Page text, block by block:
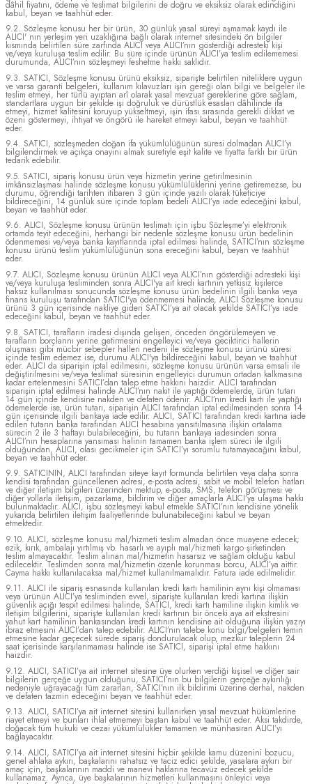
dâhil fiyatını, ödeme ve teslimat bilgilerini de doğru ve eksiksiz olarak edindiğini
kabul, beyan ve taahhüt eder.
9.2. Sözleşme konusu her bir ürün, 30 günlük yasal süreyi aşmamak kaydı ile
ALICI' nın yerleşim yeri uzaklığına bağlı olarak internet sitesindeki ön bilgiler
kısmında belirtilen süre zarfında ALICI veya ALICI’nın gösterdiği adresteki kişi
ve/veya kuruluşa teslim edilir. Bu süre içinde ürünün ALICI’ya teslim edilememesi
durumunda, ALICI’nın sözleşmeyi feshetme hakkı saklıdır.
9.3. SATICI, Sözleşme konusu ürünü eksiksiz, siparişte belirtilen niteliklere uygun
ve varsa garanti belgeleri, kullanım kılavuzları işin gereği olan bilgi ve belgeler ile
teslim etmeyi, her türlü ayıptan arî olarak yasal mevzuat gereklerine göre sağlam,
standartlara uygun bir şekilde işi doğruluk ve dürüstlük esasları dâhilinde ifa
etmeyi, hizmet kalitesini koruyup yükseltmeyi, işin ifası sırasında gerekli dikkat ve
özeni göstermeyi, ihtiyat ve öngörü ile hareket etmeyi kabul, beyan ve taahhüt
eder.
9.4. SATICI, sözleşmeden doğan ifa yükümlülüğünün süresi dolmadan ALICI’yı
bilgilendirmek ve açıkça onayını almak suretiyle eşit kalite ve fiyatta farklı bir ürün
tedarik edebilir.
9.5. SATICI, sipariş konusu ürün veya hizmetin yerine getirilmesinin
imkânsızlaşması halinde sözleşme konusu yükümlülüklerini yerine getiremezse, bu
durumu, öğrendiği tarihten itibaren 3 gün içinde yazılı olarak tüketiciye
bildireceğini, 14 günlük süre içinde toplam bedeli ALICI’ya iade edeceğini kabul,
beyan ve taahhüt eder.
9.6. ALICI, Sözleşme konusu ürünün teslimatı için işbu Sözleşme’yi elektronik
ortamda teyit edeceğini, herhangi bir nedenle sözleşme konusu ürün bedelinin
ödenmemesi ve/veya banka kayıtlarında iptal edilmesi halinde, SATICI’nın sözleşme
konusu ürünü teslim yükümlülüğünün sona ereceğini kabul, beyan ve taahhüt
eder.
9.7. ALICI, Sözleşme konusu ürünün ALICI veya ALICI’nın gösterdiği adresteki kişi
ve/veya kuruluşa tesliminden sonra ALICI'ya ait kredi kartının yetkisiz kişilerce
haksız kullanılması sonucunda sözleşme konusu ürün bedelinin ilgili banka veya
finans kuruluşu tarafından SATICI'ya ödenmemesi halinde, ALICI Sözleşme konusu
ürünü 3 gün içerisinde nakliye gideri SATICI’ya ait olacak şekilde SATICI’ya iade
edeceğini kabul, beyan ve taahhüt eder.
9.8. SATICI, tarafların iradesi dışında gelişen, önceden öngörülemeyen ve
tarafların borçlarını yerine getirmesini engelleyici ve/veya geciktirici hallerin
oluşması gibi mücbir sebepler halleri nedeni ile sözleşme konusu ürünü süresi
içinde teslim edemez ise, durumu ALICI'ya bildireceğini kabul, beyan ve taahhüt
eder. ALICI da siparişin iptal edilmesini, sözleşme konusu ürünün varsa emsali ile
değiştirilmesini ve/veya teslimat süresinin engelleyici durumun ortadan kalkmasına
kadar ertelenmesini SATICI’dan talep etme hakkını haizdir. ALICI tarafından
siparişin iptal edilmesi halinde ALICI’nın nakit ile yaptığı ödemelerde, ürün tutarı
14 gün içinde kendisine nakden ve defaten ödenir. ALICI’nın kredi kartı ile yaptığı
ödemelerde ise, ürün tutarı, siparişin ALICI tarafından iptal edilmesinden sonra 14
gün içerisinde ilgili bankaya iade edilir. ALICI, SATICI tarafından kredi kartına iade
edilen tutarın banka tarafından ALICI hesabına yansıtılmasına ilişkin ortalama
sürecin 2 ile 3 haftayı bulabileceğini, bu tutarın bankaya iadesinden sonra
ALICI’nın hesaplarına yansıması halinin tamamen banka işlem süreci ile ilgili
olduğundan, ALICI, olası gecikmeler için SATICI’yı sorumlu tutamayacağını kabul,
beyan ve taahhüt eder.
9.9. SATICININ, ALICI tarafından siteye kayıt formunda belirtilen veya daha sonra
kendisi tarafından güncellenen adresi, e-posta adresi, sabit ve mobil telefon hatları
ve diğer iletişim bilgileri üzerinden mektup, e-posta, SMS, telefon görüşmesi ve
diğer yollarla iletişim, pazarlama, bildirim ve diğer amaçlarla ALICI’ya ulaşma hakkı
bulunmaktadır. ALICI, işbu sözleşmeyi kabul etmekle SATICI’nın kendisine yönelik
yukarıda belirtilen iletişim faaliyetlerinde bulunabileceğini kabul ve beyan
etmektedir.
9.10. ALICI, sözleşme konusu mal/hizmeti teslim almadan önce muayene edecek;
ezik, kırık, ambalajı yırtılmış vb. hasarlı ve ayıplı mal/hizmeti kargo şirketinden
teslim almayacaktır. Teslim alınan mal/hizmetin hasarsız ve sağlam olduğu kabul
edilecektir. Teslimden sonra mal/hizmetin özenle korunması borcu, ALICI’ya aittir.
Cayma hakkı kullanılacaksa mal/hizmet kullanılmamalıdır. Fatura iade edilmelidir.
9.11. ALICI ile sipariş esnasında kullanılan kredi kartı hamilinin aynı kişi olmaması
veya ürünün ALICI’ya tesliminden evvel, siparişte kullanılan kredi kartına ilişkin
güvenlik açığı tespit edilmesi halinde, SATICI, kredi kartı hamiline ilişkin kimlik ve
iletişim bilgilerini, siparişte kullanılan kredi kartının bir önceki aya ait ekstresini
yahut kart hamilinin bankasından kredi kartının kendisine ait olduğuna ilişkin yazıyı
ibraz etmesini ALICI’dan talep edebilir. ALICI’nın talebe konu bilgi/belgeleri temin
etmesine kadar geçecek sürede sipariş dondurulacak olup, mezkur taleplerin 24
saat içerisinde karşılanmaması halinde ise SATICI, siparişi iptal etme hakkını
haizdir.
9.12. ALICI, SATICI’ya ait internet sitesine üye olurken verdiği kişisel ve diğer sair
bilgilerin gerçeğe uygun olduğunu, SATICI’nın bu bilgilerin gerçeğe aykırılığı
nedeniyle uğrayacağı tüm zararları, SATICI’nın ilk bildirimi üzerine derhal, nakden
ve defaten tazmin edeceğini beyan ve taahhüt eder.
9.13. ALICI, SATICI’ya ait internet sitesini kullanırken yasal mevzuat hükümlerine
riayet etmeyi ve bunları ihlal etmemeyi baştan kabul ve taahhüt eder. Aksi takdirde,
doğacak tüm hukuki ve cezai yükümlülükler tamamen ve münhasıran ALICI’yı
bağlayacaktır.
9.14. ALICI, SATICI’ya ait internet sitesini hiçbir şekilde kamu düzenini bozucu,
genel ahlaka aykırı, başkalarını rahatsız ve taciz edici şekilde, yasalara aykırı bir
amaç için, başkalarının maddi ve manevi haklarına tecavüz edecek şekilde
kullanamaz. Ayrıca, üye başkalarının hizmetleri kullanmasını önleyici veya